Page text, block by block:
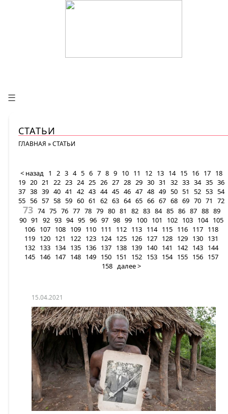
☰
СТАТЬИ
ГЛАВНАЯ »СТАТЬИ
< назад 1 2 3 4 5 6 7 8 9 10 11 12 13 14 15 16 17 18
19 20 21 22 23 24 25 26 27 28 29 30 31 32 33 34 35 36
37 38 39 40 41 42 43 44 45 46 47 48 49 50 51 52 53 54
55 56 57 58 59 60 61 62 63 64 65 66 67 68 69 70 71 72
73 74 75 76 77 78 79 80 81 82 83 84 85 86 87 88 89
90 91 92 93 94 95 96 97 98 99 100 101 102 103 104 105
106 107 108 109 110 111 112 113 114 115 116 117 118
119 120 121 122 123 124 125 126 127 128 129 130 131
132 133 134 135 136 137 138 139 140 141 142 143 144
145 146 147 148 149 150 151 152 153 154 155 156 157
158 далее >
15.04.2021